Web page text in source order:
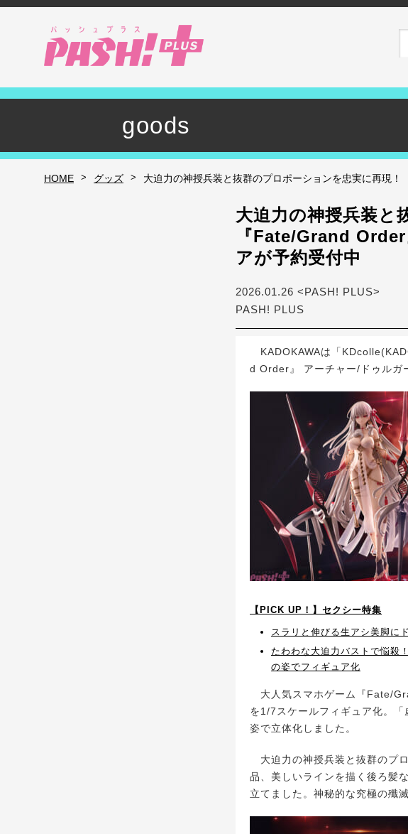
goods
HOME > グッズ > 大迫力の神授兵装と抜群のプロポーションを忠実に再現
大迫力の神授兵装と
『Fate/Grand
アが予約受付中
2026.01.26 <PASH! PLUS>
PASH! PLUS
KADOKAWAは「
d Order』 アーチャー/ドゥルガ
【PICK UP！】セクシー特集
スラリと伸びる生アシ美脚に
たわわな大迫力バストで悩殺
の姿でフィギュア化
大人気スマホゲーム『Fate/
を1/7スケールフィギュア化。
姿で立体化しました。
大迫力の神授兵装と抜群のプ
品、美しいラインを描く後ろ髪
立てました。神秘的な究極の殲